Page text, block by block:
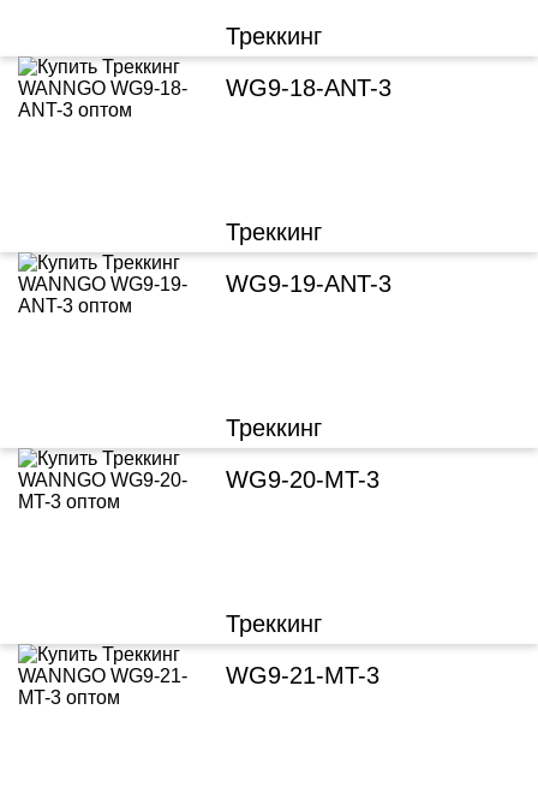
Треккинг
WG9-18-ANT-3
Треккинг
WG9-19-ANT-3
Треккинг
WG9-20-MT-3
Треккинг
WG9-21-MT-3